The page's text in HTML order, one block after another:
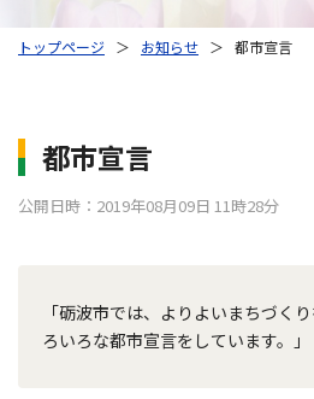
トップページ ＞ お知らせ ＞ 都市宣言
都市宣言
公開日時：2019年08月09日 11時28分
「砺波市では、よりよいまちづく
ろいろな都市宣言をしています。」